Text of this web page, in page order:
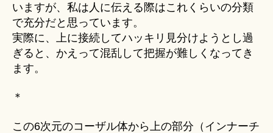
いますが、私は人に伝える際はこれくらいの分類
で充分だと思っています。
実際に、上に接続してハッキリ見分けようとし過
ぎると、かえって混乱して把握が難しくなってき
ます。
＊
この6次元のコーザル体から上の部分（インナーチ